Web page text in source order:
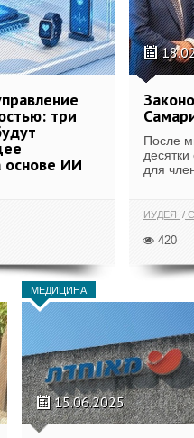
три
основе ИИ
После
для
ИУДЕЯ
420
МЕДИЦИНА
15.06.2025